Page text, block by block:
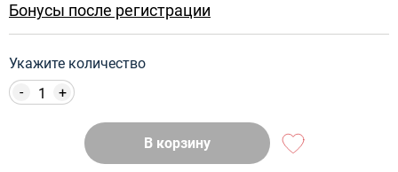
Бонусы после регистрации
Укажите количество
+
-
В корзину